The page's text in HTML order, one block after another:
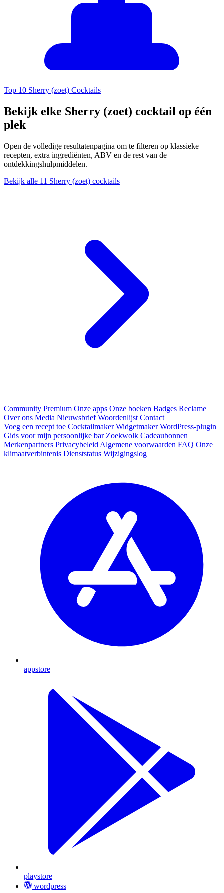
Top 10 Sherry (zoet) Cocktails
Bekijk elke Sherry (zoet) cocktail op één
plek
Open de volledige resultatenpagina om te filteren op klassieke
recepten, extra ingrediënten, ABV en de rest van de
ontdekkingshulpmiddelen.
Bekijk alle 11 Sherry (zoet) cocktails
Community Premium Onze apps Onze boeken Badges Reclame
Over ons Media Nieuwsbrief Woordenlijst Contact
Voeg een recept toe Cocktailmaker Widgetmaker WordPress-plugin
Gids voor mijn persoonlijke bar Zoekwolk Cadeaubonnen
Merkenpartners Privacybeleid Algemene voorwaarden FAQ Onze
klimaatverbintenis Dienststatus Wijzigingslog
appstore
playstore
wordpress